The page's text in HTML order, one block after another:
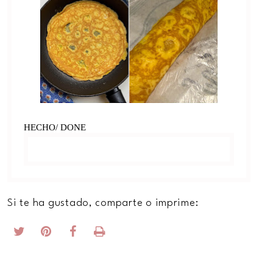
HECHO/ DONE
Si te ha gustado, comparte o imprime: